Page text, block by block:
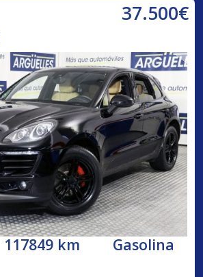
37.500€
117849 km Gasolina